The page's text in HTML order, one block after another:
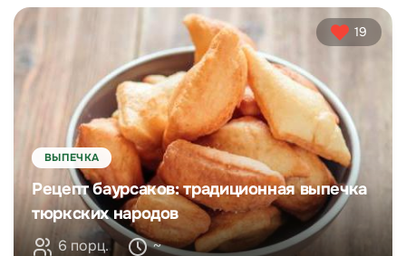
19
ВЫПЕЧКА
Рецепт баурсаков: традиционная выпечка
тюркских народов
6 порц. ~